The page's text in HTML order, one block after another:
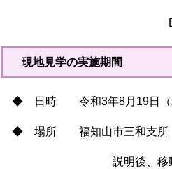
E-
現地見学の実施期間
◆ 日時 令和3年8月19日（
◆ 場所 福知山市三和支所 （
説明後、移動し